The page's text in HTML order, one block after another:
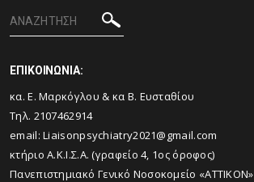
ΕΠΙΚΟΙΝΩΝΙΑ:
κα. Ε. Μαρκόγλου & κα Β. Ευσταθίου
Τηλ. 2107462914
email: Liaisonpsychiatry2021@gmail.com
κτήριο Α.Κ.Ι.Σ.Α. (γραφείο 4, 1ος όροφος)
Πανεπιστημιακό Γενικό Νοσοκομείο «ΑΤΤΙΚΟΝ»